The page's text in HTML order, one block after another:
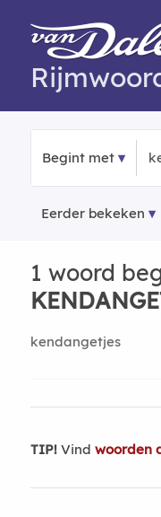
Begint met
Eerder bekeken
1 woord
kendangetjes
TIP!Vind woorden